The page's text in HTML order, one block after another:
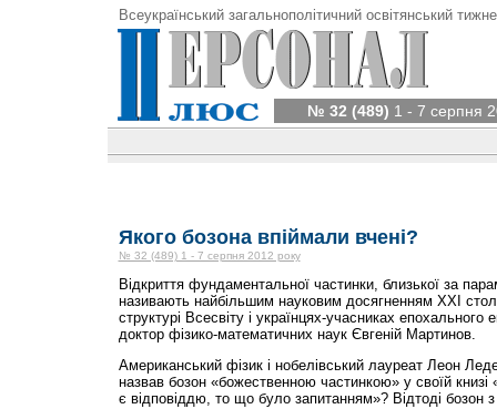
Всеукраїнський загальнополітичний освітянський
№ 32 (489) 1 - 7 серпня
Якого бозона впіймали вчені?
№ 32 (489) 1 - 7 серпня 2012 року
Відкриття фундаментальної частинки, близької за
називають найбільшим науковим досягненням XXI
структурі Всесвіту і українцях-учасниках епохального
доктор фізико-математичних наук Євгеній Мартинов.
Американський фізик і нобелівський лауреат Леон
назвав бозон «божественною частинкою» у своїй
є відповіддю, то що було запитанням»? Відтоді бозон